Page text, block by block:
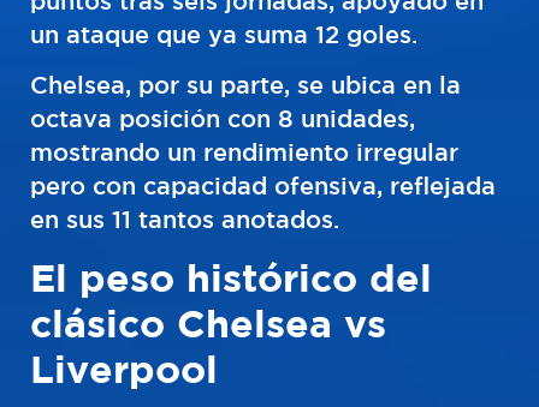
un ataque que ya suma 12 goles.
Chelsea, por su parte, se ubica en la
octava posición con 8 unidades,
mostrando un rendimiento irregular
pero con capacidad ofensiva, reflejada
en sus 11 tantos anotados.
El peso histórico del
clásico Chelsea vs
Liverpool